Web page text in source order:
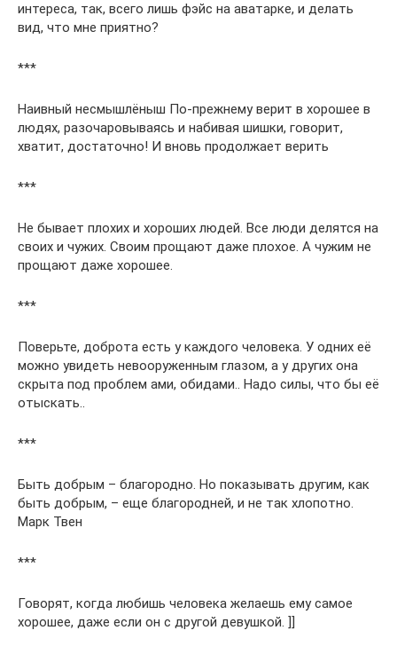
интереса, так, всего лишь фэйс на аватарке, и делать
вид, что мне приятно?
***
Наивный несмышлёныш По-прежнему верит в хорошее в
людях, разочаровываясь и набивая шишки, говорит,
хватит, достаточно! И вновь продолжает верить
***
Не бывает плохих и хороших людей. Все люди делятся на
своих и чужих. Своим прощают даже плохое. А чужим не
прощают даже хорошее.
***
Поверьте, доброта есть у каждого человека. У одних её
можно увидеть невооруженным глазом, а у других она
скрыта под проблем ами, обидами.. Надо силы, что бы её
отыскать..
***
Быть добрым – благородно. Но показывать другим, как
быть добрым, – еще благородней, и не так хлопотно.
Марк Твен
***
Говорят, когда любишь человека желаешь ему самое
хорошее, даже если он с другой девушкой. ]]